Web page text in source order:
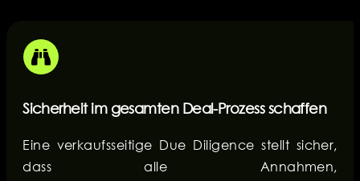
Sicherheit im gesamten Deal-Prozess schaffen
Eine verkaufsseitige Due Diligence stellt sicher,
dass alle Annahmen,